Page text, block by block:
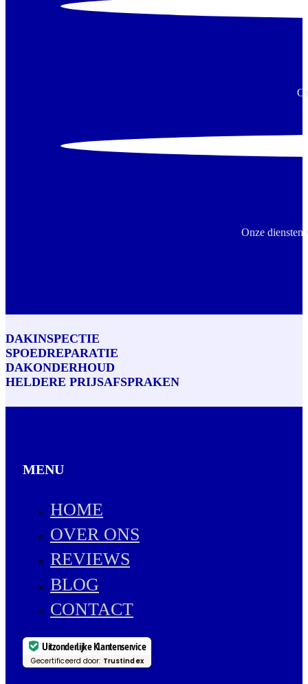
Onze diensten
DAKINSPECTIE
SPOEDREPARATIE
DAKONDERHOUD
HELDERE PRIJSAFSPRAKEN
MENU
HOME
OVER ONS
REVIEWS
BLOG
CONTACT
Uitzonderlijke Klantenservice
Gecertificeerd door: Trustindex